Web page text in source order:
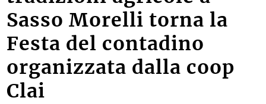
Sasso Morelli torna la
Festa del contadino
organizzata dalla coop
Clai